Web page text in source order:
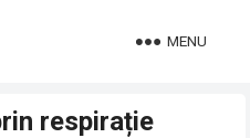
MENU
respirație